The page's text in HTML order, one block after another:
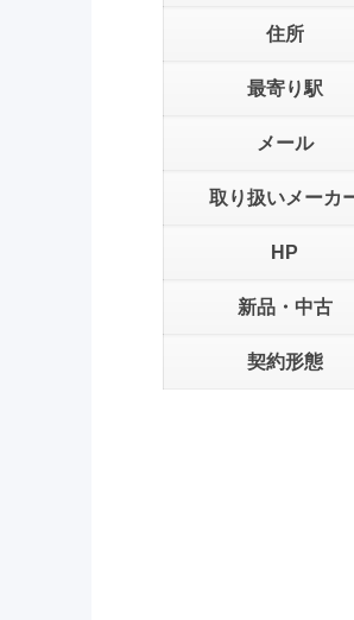
住所
最寄り駅
メール
取り扱いメーカ
HP
新品・中古
契約形態